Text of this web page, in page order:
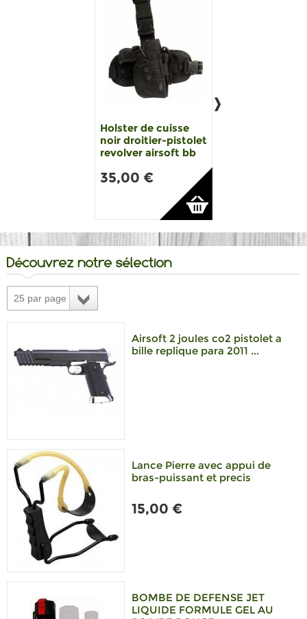
Holster de cuisse
noir droitier-pistolet
revolver airsoft bb
35,00 €
Découvrez notre sélection
25 par page
Airsoft 2 joules co2 pistolet a
bille replique para 2011 ...
Lance Pierre avec appui de
bras-puissant et precis
15,00 €
BOMBE DE DEFENSE JET
LIQUIDE FORMULE GEL AU